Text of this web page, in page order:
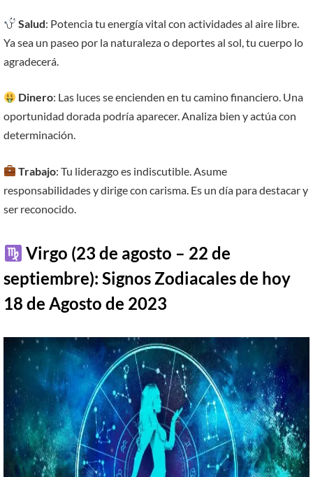
Salud: Potencia tu energía vital con actividades al aire libre.
Ya sea un paseo por la naturaleza o deportes al sol, tu cuerpo lo
agradecerá.
Dinero: Las luces se encienden en tu camino financiero. Una
oportunidad dorada podría aparecer. Analiza bien y actúa con
determinación.
Trabajo: Tu liderazgo es indiscutible. Asume
responsabilidades y dirige con carisma. Es un día para destacar y
ser reconocido.
Virgo (23 de agosto – 22 de
septiembre): Signos Zodiacales de hoy
18 de Agosto de 2023